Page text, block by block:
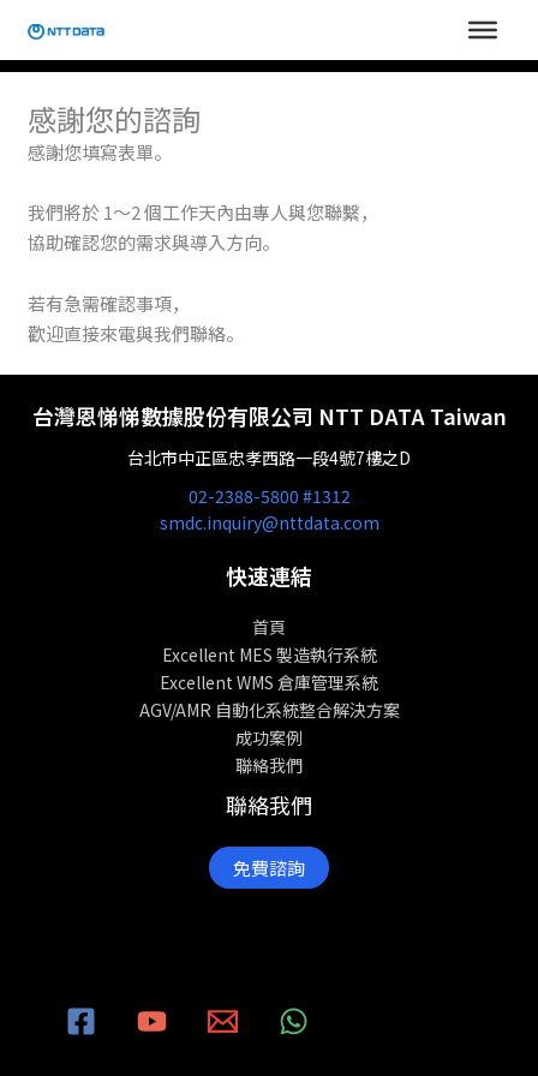
主
感謝您的諮詢
感謝您填寫表單。
我們將於 1～2 個工作天內由專人與您聯繫，
協助確認您的需求與導入方向。
若有急需確認事項，
歡迎直接來電與我們聯絡。
台灣恩悌悌數據股份有限公司 NTT DATA Taiwan
台北市中正區忠孝西路一段4號7樓之D
02-2388-5800 #1312
smdc.inquiry@nttdata.com
快速連結
首頁
Excellent MES 製造執行系統
Excellent WMS 倉庫管理系統
AGV/AMR 自動化系統整合解決方案
成功案例
聯絡我們
聯絡我們
免費諮詢